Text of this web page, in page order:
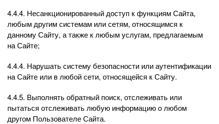
4.4.4. Несанкционированный доступ к функциям Сайта,
любым другим системам или сетям, относящимся к
данному Сайту, а также к любым услугам, предлагаемым
на Сайте;
4.4.4. Нарушать систему безопасности или аутентификации
на Сайте или в любой сети, относящейся к Сайту.
4.4.5. Выполнять обратный поиск, отслеживать или
пытаться отслеживать любую информацию о любом
другом Пользователе Сайта.